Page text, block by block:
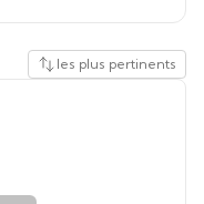
les plus pertinents